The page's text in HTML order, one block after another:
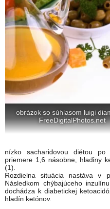
obrázok so súhlasom luigi
FreeDigitalPhotos.net
nízko sacharidovou diétou
priemere 1,6 násobne, hladiny
(1).
Rozdielna situácia nastáva v
Následkom chýbajúceho
dochádza k diabetickej
hladín ketónov.